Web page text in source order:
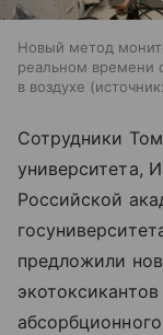
Новый метод
реальном времени
в воздухе
источник:
Сотрудники
университета,
Российской
предложили